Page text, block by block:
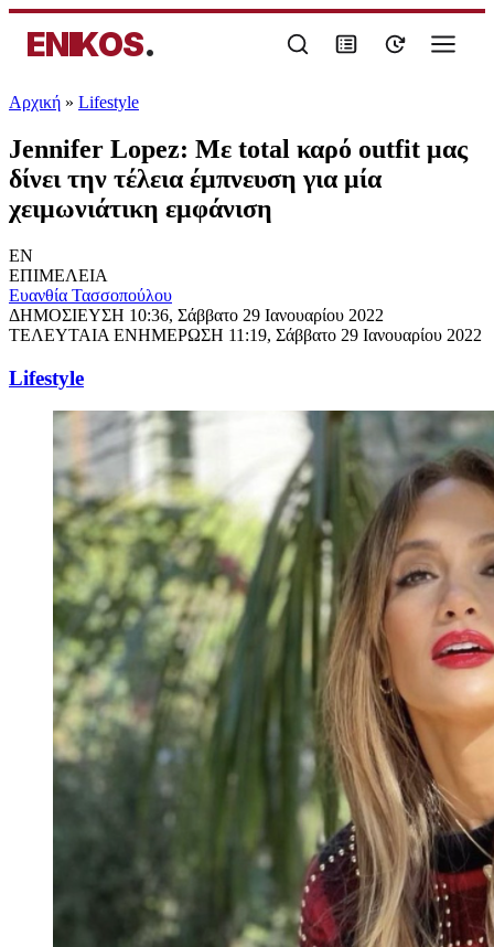
ENIKOS.
Αρχική » Lifestyle
Jennifer Lopez: Με total καρό outfit μας
δίνει την τέλεια έμπνευση για μία
χειμωνιάτικη εμφάνιση
EN
ΕΠΙΜΕΛΕΙΑ
Ευανθία Τασσοπούλου
ΔΗΜΟΣΙΕΥΣΗ 10:36, Σάββατο 29 Ιανουαρίου 2022
ΤΕΛΕΥΤΑΙΑ ΕΝΗΜΕΡΩΣΗ 11:19, Σάββατο 29 Ιανουαρίου 2022
Lifestyle